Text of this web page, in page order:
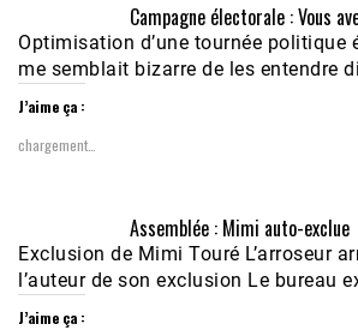
Campagne électorale : Vous
Optimisation d’une tournée
me semblait bizarre de les entendre
J’aime ça :
chargement…
Assemblée : Mimi auto-exclue
Exclusion de Mimi Touré L’arroseur
l’auteur de son exclusion Le bureau
J’aime ça :